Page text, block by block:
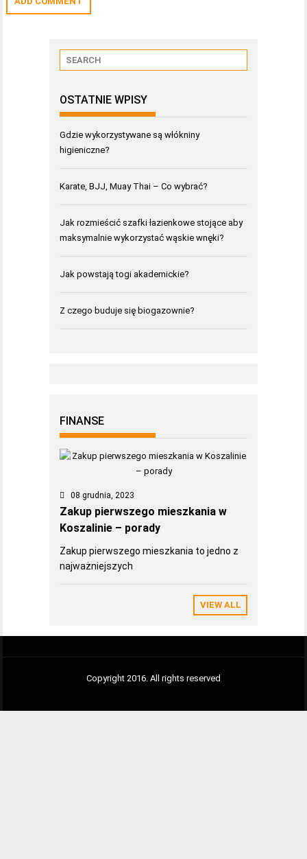
OSTATNIE WPISY
Gdzie wykorzystywane są włókniny
higieniczne?
Karate, BJJ, Muay Thai – Co wybrać?
Jak rozmieścić szafki łazienkowe stojące aby
maksymalnie wykorzystać wąskie wnęki?
Jak powstają togi akademickie?
Z czego buduje się biogazownie?
FINANSE
08 grudnia, 2023
Zakup pierwszego mieszkania w
Koszalinie – porady
Zakup pierwszego mieszkania to jedno z
najważniejszych
VIEW ALL
Copyright 2016. All rights reserved